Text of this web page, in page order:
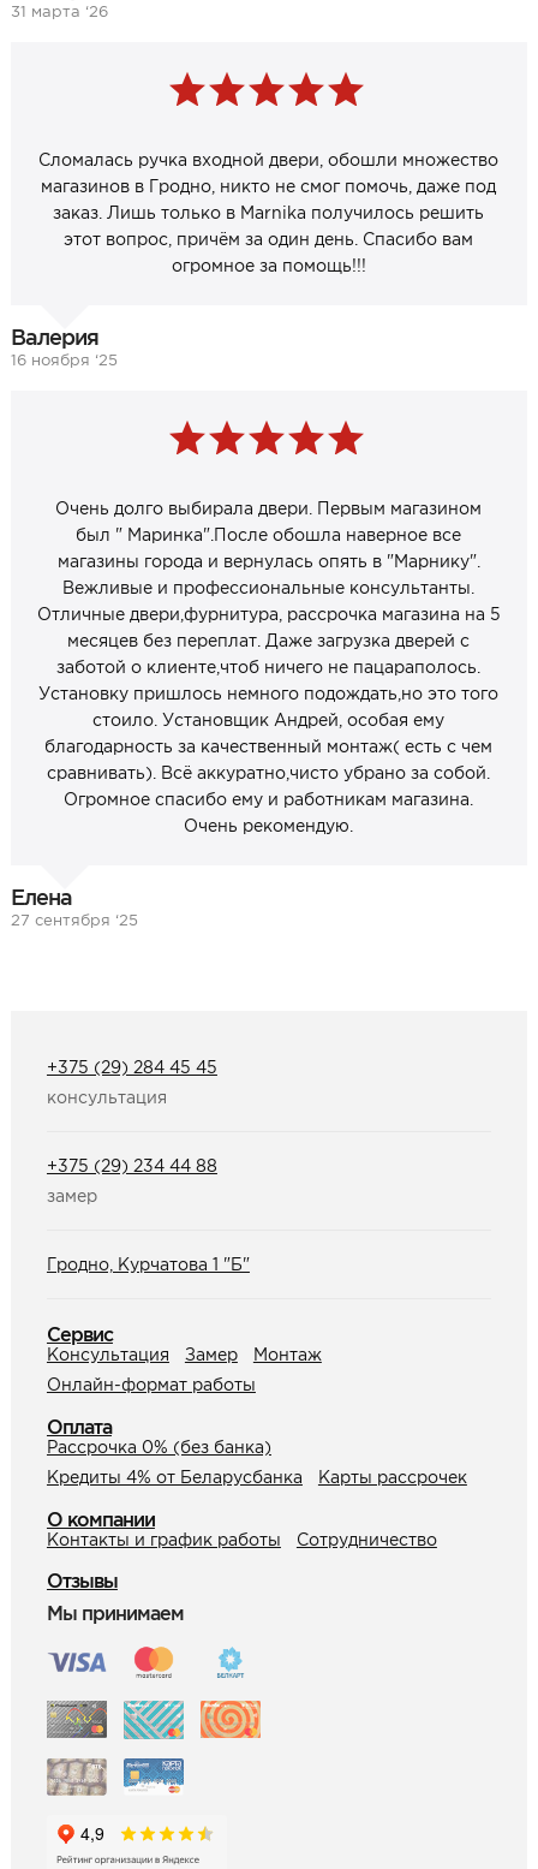
31 марта ‘26
Сломалась ручка входной двери, обошли множество
магазинов в Гродно, никто не смог помочь, даже под
заказ. Лишь только в Marnika получилось решить
этот вопрос, причём за один день. Спасибо вам
огромное за помощь!!!
Валерия
16 ноября ‘25
Очень долго выбирала двери. Первым магазином
был " Маринка".После обошла наверное все
магазины города и вернулась опять в "Марнику".
Вежливые и профессиональные консультанты.
Отличные двери,фурнитура, рассрочка магазина на 5
месяцев без переплат. Даже загрузка дверей с
заботой о клиенте,чтоб ничего не пацараполось.
Установку пришлось немного подождать,но это того
стоило. Установщик Андрей, особая ему
благодарность за качественный монтаж( есть с чем
сравнивать). Всё аккуратно,чисто убрано за собой.
Огромное спасибо ему и работникам магазина.
Очень рекомендую.
Елена
27 сентября ‘25
+375 (29) 284 45 45
консультация
+375 (29) 234 44 88
замер
Гродно, Курчатова 1 "Б"
Сервис
Консультация Замер
Монтаж
Онлайн-формат работы
Оплата
Рассрочка 0% (без банка)
Кредиты 4% от Беларусбанка
Карты рассрочек
О компании
Контакты и график работы Сотрудничество
Отзывы
Мы принимаем